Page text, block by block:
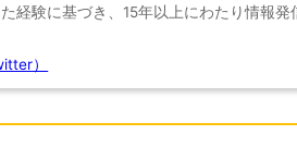
経験に基づき、15年以上にわたり情報発
）